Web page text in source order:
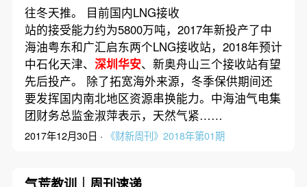
往冬天推。 目前国内LNG接收
站的接受能力约为5800万吨，2017年新投产了中
海油粤东和广汇启东两个LNG接收站，2018年预计
中石化天津、 深圳华安、新奥舟山三个接收站有望
先后投产。 除了拓宽海外来源，冬季保供期间还
要发挥国内南北地区资源串换能力。中海油气电集
团财务总监金淑萍表示，天然气紧……
2017年12月30日 · 《财新周刊》2018年第01期